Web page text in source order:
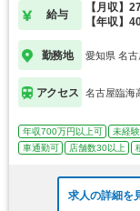
給与
【月収】
【年収】
勤務地 愛知県 名
アクセス 名古屋臨海
年収700万円以上可 未経
車通勤可
店舗数30以上
求人の詳細を